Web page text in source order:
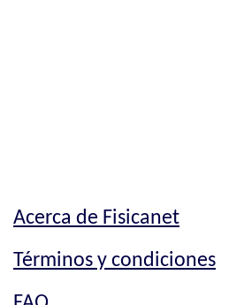
Acerca de Fisicanet
Términos y condiciones